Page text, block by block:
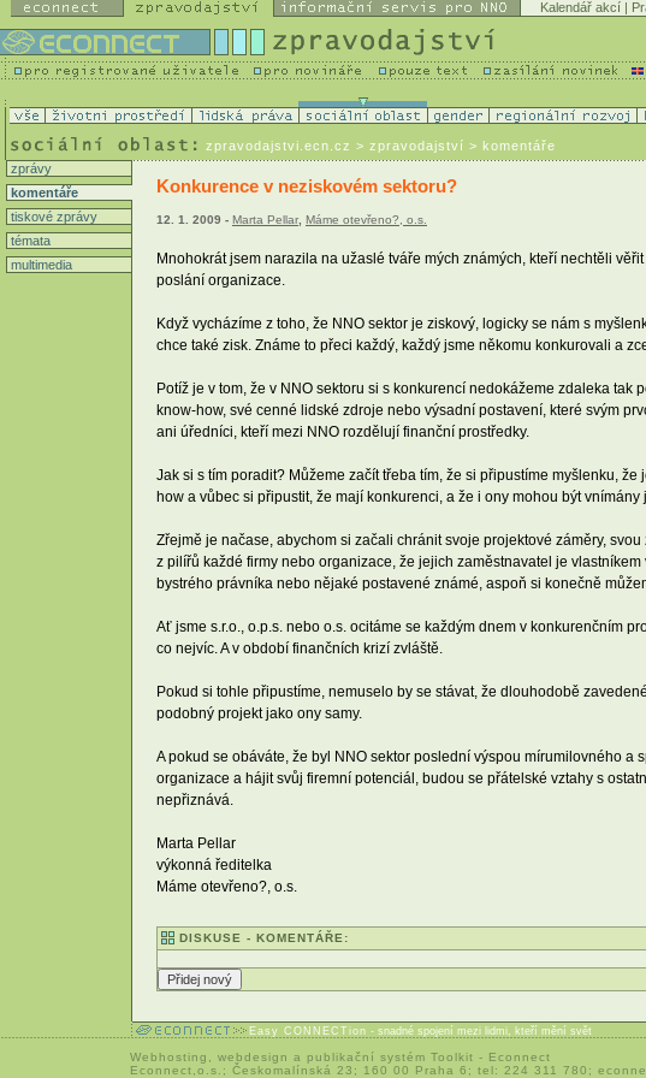
Kalendář akcí |
zpravodajstvi.ecn.cz > zpravodajství > komentáře
zprávy
komentáře
tiskové zprávy
témata
multimedia
Konkurence v neziskovém sektoru?
12. 1. 2009 - Marta Pellar, Máme otevřeno?, o.s.
Mnohokrát jsem narazila na užaslé tváře mých známých, kteří nechtěli
poslání organizace.
Když vycházíme z toho, že NNO sektor je ziskový, logicky se nám s
chce také zisk. Známe to přeci každý, každý jsme někomu konkurovali a
Potíž je v tom, že v NNO sektoru si s konkurencí nedokážeme zdaleka
know-how, své cenné lidské zdroje nebo výsadní postavení, které svým
ani úředníci, kteří mezi NNO rozdělují finanční prostředky.
Jak si s tím poradit? Můžeme začít třeba tím, že si připustíme myšlenku,
how a vůbec si připustit, že mají konkurenci, a že i ony mohou být vnímány
Zřejmě je načase, abychom si začali chránit svoje projektové záměry,
z pilířů každé firmy nebo organizace, že jejich zaměstnavatel je
bystrého právníka nebo nějaké postavené známé, aspoň si konečně
Ať jsme s.r.o., o.p.s. nebo o.s. ocitáme se každým dnem v konkurenčním
co nejvíc. A v období finančních krizí zvláště.
Pokud si tohle připustíme, nemuselo by se stávat, že dlouhodobě
podobný projekt jako ony samy.
A pokud se obáváte, že byl NNO sektor poslední výspou mírumilovného
organizace a hájit svůj firemní potenciál, budou se přátelské vztahy s
nepřiznává.
Marta Pellar
výkonná ředitelka
Máme otevřeno?, o.s.
DISKUSE - KOMENTÁŘE:
Easy CONNECTion - snadné spojení mezi lidmi, kteří mění svět
Webhosting webdesign a publikační systém Toolkit - Econnect
Econnect,o.s.; Českomalínská 23; 160 00 Praha 6; tel: 224 311 780;